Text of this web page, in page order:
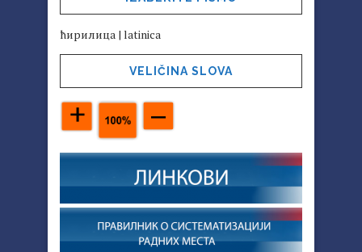
ћирилица | latinica
VELIČINA SLOVA